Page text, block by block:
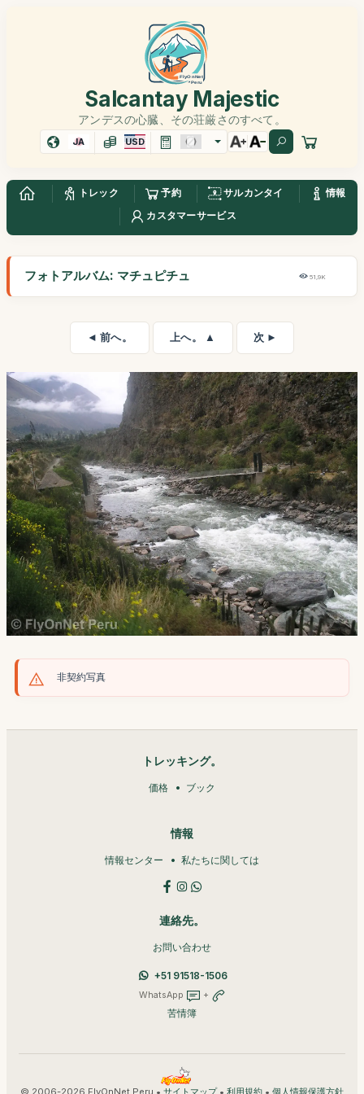
Salcantay Majestic
アンデスの心臓、その荘厳さのすべて。
JA USD
トレック 予約 サルカンタイ
情報
カスタマーサービス
フォトアルバム: マチュピチュ 51,9K
◄ 前へ。 上へ。 ▲ 次 ►
非契約写真
トレッキング。
価格 ブック
情報
情報センター 私たちに関しては
連絡先。
お問い合わせ
+51 91518-1506
WhatsApp +
苦情簿
© 2006-2026 FlyOnNet Peru • • •